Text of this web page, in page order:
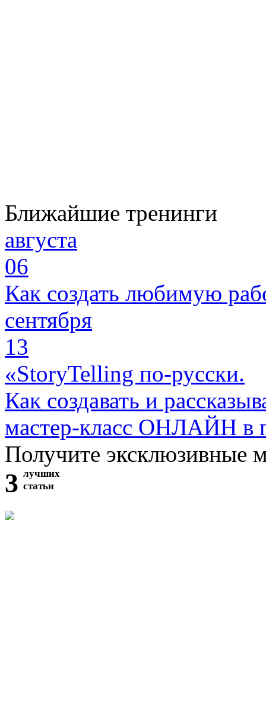
Ближайшие тренинги
августа
06
Как создать любимую
сентября
13
«StoryTelling по-русски.
Как создавать и
мастер-класс ОНЛАЙН в
Получите эксклюзивные
3 лучших
статьи